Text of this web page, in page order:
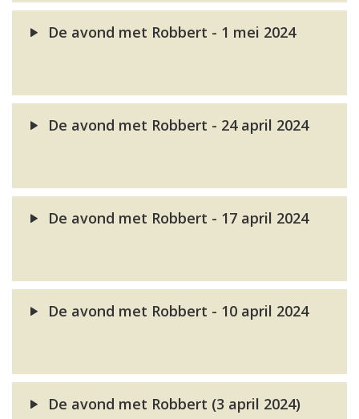
De avond met Robbert - 1 mei 2024
De avond met Robbert - 24 april 2024
De avond met Robbert - 17 april 2024
De avond met Robbert - 10 april 2024
De avond met Robbert (3 april 2024)